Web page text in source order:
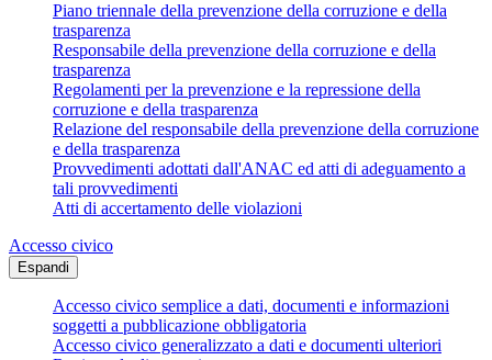
Piano triennale della prevenzione della corruzione e della
trasparenza
Responsabile della prevenzione della corruzione e della
trasparenza
Regolamenti per la prevenzione e la repressione della
corruzione e della trasparenza
Relazione del responsabile della prevenzione della corruzione
e della trasparenza
Provvedimenti adottati dall'ANAC ed atti di adeguamento a
tali provvedimenti
Atti di accertamento delle violazioni
Accesso civico
Espandi
Accesso civico semplice a dati, documenti e informazioni
soggetti a pubblicazione obbligatoria
Accesso civico generalizzato a dati e documenti ulteriori